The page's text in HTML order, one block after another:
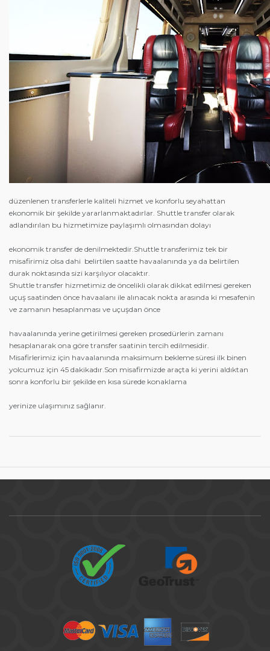
düzenlenen transferlerle kaliteli hizmet ve konforlu seyahattan
ekonomik bir şekilde yararlanmaktadırlar. Shuttle transfer olarak
adlandırılan bu hizmetimize paylaşımlı olmasından dolayı
ekonomik transfer de denilmektedir.Shuttle transferimiz tek bir
misafirimiz olsa dahi belirtilen saatte havaalanında ya da belirtilen
durak noktasında sizi karşılıyor olacaktır.
Shuttle transfer hizmetimiz de öncelikli olarak dikkat edilmesi gereken
uçuş saatinden önce havaalanı ile alınacak nokta arasında ki mesafenin
ve zamanın hesaplanması ve uçuşdan önce
havaalanında yerine getirilmesi gereken prosedürlerin zamanı
hesaplanarak ona göre transfer saatinin tercih edilmesidir.
Misafirlerimiz için havaalanında maksimum bekleme süresi ilk binen
yolcumuz için 45 dakikadır.Son misafirmizde araçta ki yerini aldıktan
sonra konforlu bir şekilde en kısa sürede konaklama
yerinize ulaşımınız sağlanır.